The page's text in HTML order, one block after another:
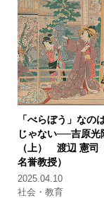
「べらぼう」なの
じゃない──吉原光
（上） 渡辺 憲司
名誉教授）
2025.04.10
社会・教育